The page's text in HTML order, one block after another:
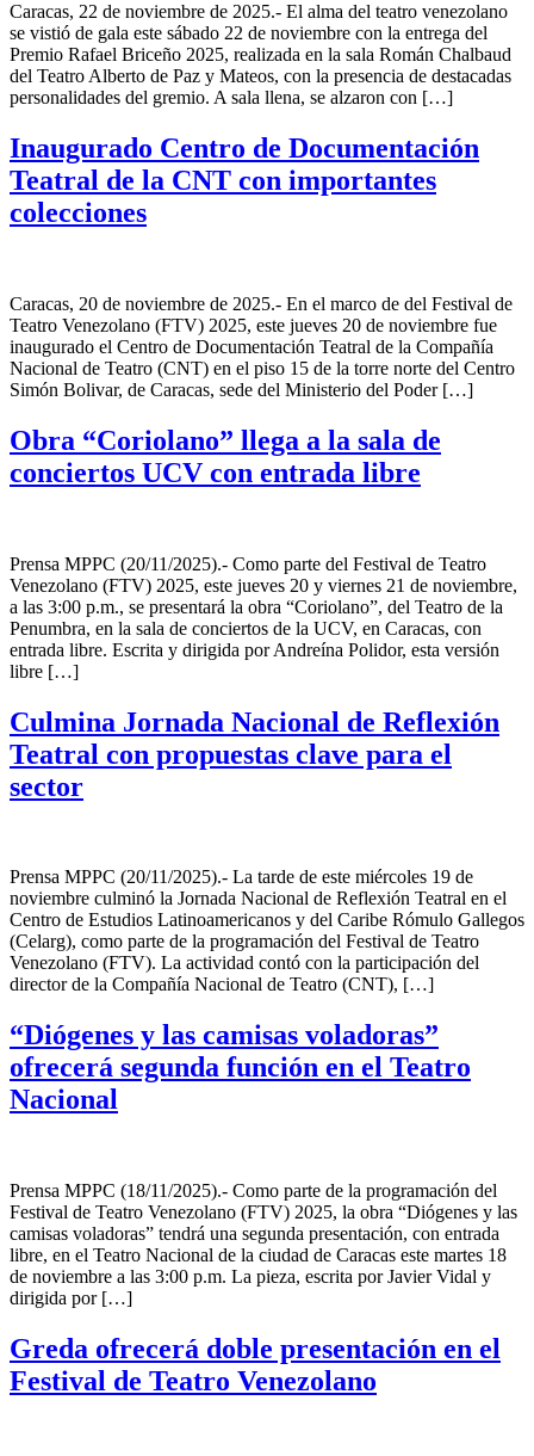
Caracas, 22 de noviembre de 2025.- El alma del teatro venezolano
se vistió de gala este sábado 22 de noviembre con la entrega del
Premio Rafael Briceño 2025, realizada en la sala Román Chalbaud
del Teatro Alberto de Paz y Mateos, con la presencia de destacadas
personalidades del gremio. A sala llena, se alzaron con […]
Inaugurado Centro de Documentación
Teatral de la CNT con importantes
colecciones
Caracas, 20 de noviembre de 2025.- En el marco de del Festival de
Teatro Venezolano (FTV) 2025, este jueves 20 de noviembre fue
inaugurado el Centro de Documentación Teatral de la Compañía
Nacional de Teatro (CNT) en el piso 15 de la torre norte del Centro
Simón Bolivar, de Caracas, sede del Ministerio del Poder […]
Obra “Coriolano” llega a la sala de
conciertos UCV con entrada libre
Prensa MPPC (20/11/2025).- Como parte del Festival de Teatro
Venezolano (FTV) 2025, este jueves 20 y viernes 21 de noviembre,
a las 3:00 p.m., se presentará la obra “Coriolano”, del Teatro de la
Penumbra, en la sala de conciertos de la UCV, en Caracas, con
entrada libre. Escrita y dirigida por Andreína Polidor, esta versión
libre […]
Culmina Jornada Nacional de Reflexión
Teatral con propuestas clave para el
sector
Prensa MPPC (20/11/2025).- La tarde de este miércoles 19 de
noviembre culminó la Jornada Nacional de Reflexión Teatral en el
Centro de Estudios Latinoamericanos y del Caribe Rómulo Gallegos
(Celarg), como parte de la programación del Festival de Teatro
Venezolano (FTV). La actividad contó con la participación del
director de la Compañía Nacional de Teatro (CNT), […]
“Diógenes y las camisas voladoras”
ofrecerá segunda función en el Teatro
Nacional
Prensa MPPC (18/11/2025).- Como parte de la programación del
Festival de Teatro Venezolano (FTV) 2025, la obra “Diógenes y las
camisas voladoras” tendrá una segunda presentación, con entrada
libre, en el Teatro Nacional de la ciudad de Caracas este martes 18
de noviembre a las 3:00 p.m. La pieza, escrita por Javier Vidal y
dirigida por […]
Greda ofrecerá doble presentación en el
Festival de Teatro Venezolano